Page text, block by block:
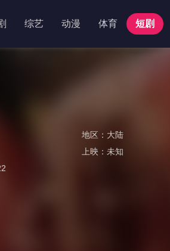
综艺 动漫 体育 短剧
地区： 大陆
上映：未知